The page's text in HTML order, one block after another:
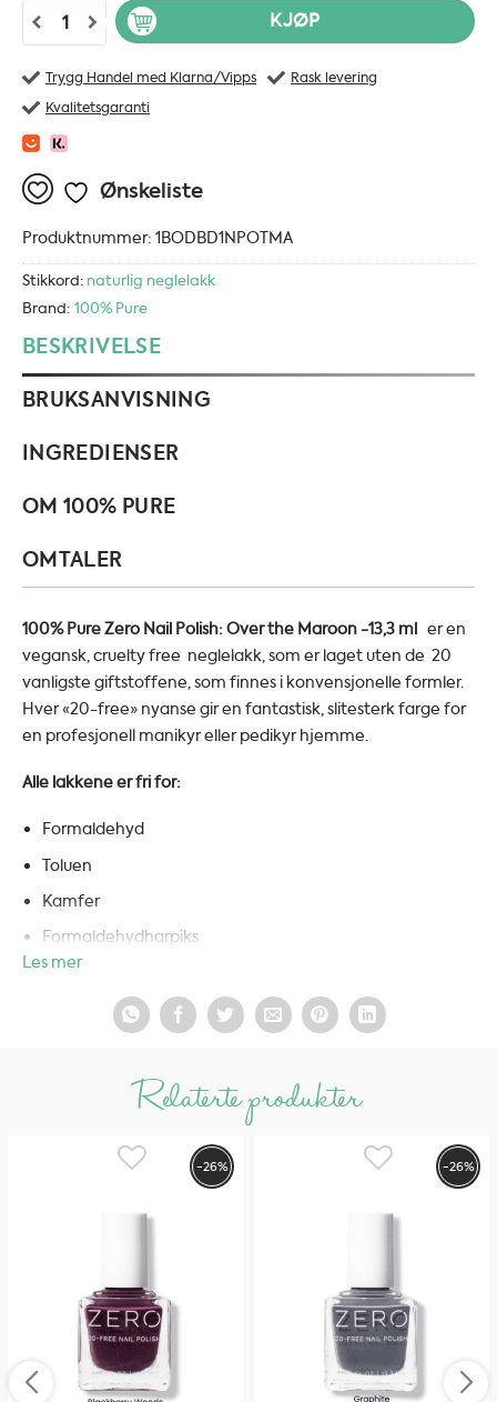
var:
kr 149.kr 111.
100% Pure Zero Nail Polish: Over the Maroon -13,3 ml antall
KJØP
Trygg Handel med Klarna/Vipps
Rask levering
Kvalitetsgaranti
Ønskeliste
Produktnummer: 1BODBD1NPOTMA
Stikkord: naturlig neglelakk
Brand: 100% Pure
BESKRIVELSE
BRUKSANVISNING
INGREDIENSER
OM 100% PURE
OMTALER
100% Pure Zero Nail Polish: Over the Maroon -13,3 ml er en
vegansk, cruelty free neglelakk, som er laget uten de 20
vanligste giftstoffene, som finnes i konvensjonelle formler.
Hver «20-free» nyanse gir en fantastisk, slitesterk farge for
en profesjonell manikyr eller pedikyr hjemme.
Alle lakkene er fri for:
Formaldehyd
Toluen
Kamfer
Formaldehydharpiks
Xylen
Parabener
Etyltosylamid
Trifenylfosfat (TPHP)
Animalske ingredienser
Hydrokinonmonometyleter (MEHQ)
Gluten
Palmeolje
Les mer
Relaterte produkter
-26% -26%